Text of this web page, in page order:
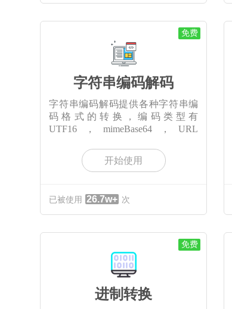
免费
字符串编码解码
字符串编码解码提供各种字符串编
码格式的转换，编码类型有
UTF16，mimeBase64，URL
开始使用
已被使用 26.7w+ 次
免费
进制转换